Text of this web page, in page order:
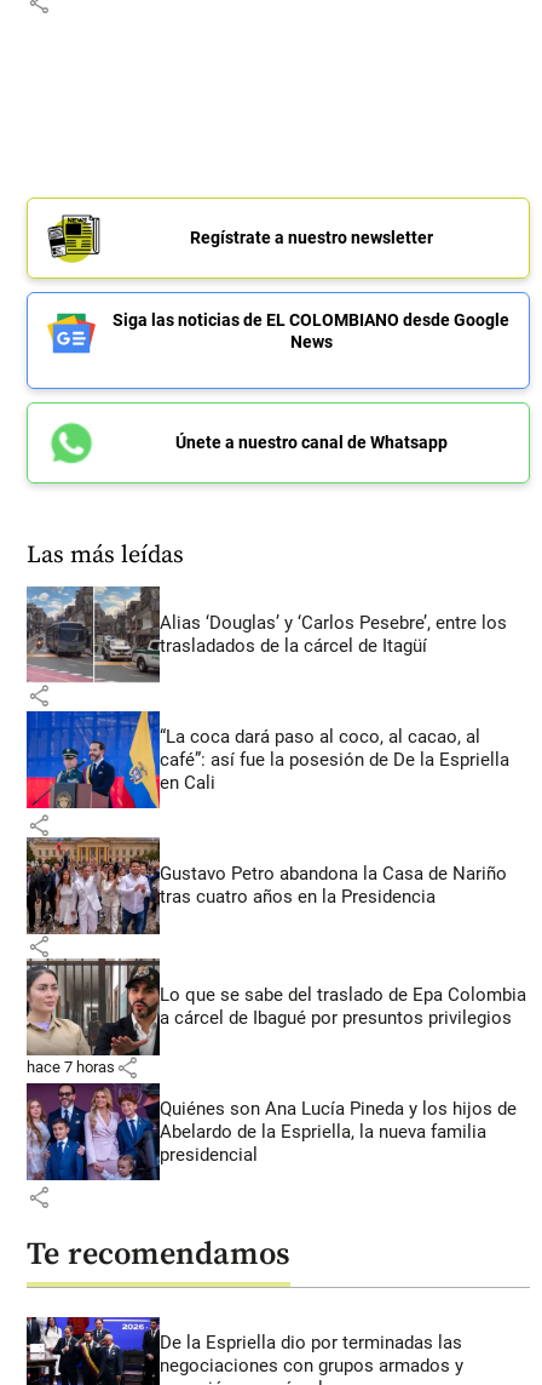
Regístrate a nuestro newsletter
Siga las noticias de EL COLOMBIANO desde Google
News
Únete a nuestro canal de Whatsapp
Las más leídas
Alias ‘Douglas’ y ‘Carlos Pesebre’, entre los
trasladados de la cárcel de Itagüí
share
“La coca dará paso al coco, al cacao, al
café”: así fue la posesión de De la Espriella
en Cali
share
Gustavo Petro abandona la Casa de Nariño
tras cuatro años en la Presidencia
share
Lo que se sabe del traslado de Epa Colombia
a cárcel de Ibagué por presuntos privilegios
hace 7 horas share
Quiénes son Ana Lucía Pineda y los hijos de
Abelardo de la Espriella, la nueva familia
presidencial
share
Te recomendamos
De la Espriella dio por terminadas las
negociaciones con grupos armados y